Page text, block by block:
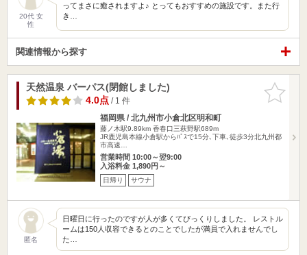
20代 女
性
ってまさに癒されますよ♪ とってもおすすめの施設です。また行
き…
関連情報から探す
お気に入
りに追加
天然温泉 バーパス(閉館しました)
4.0点/ 1 件
福岡県 / 北九州市小倉北区明和町
藤ノ木駅9.89km 香春口三萩野駅689m
JR鹿児島本線小倉駅からﾊﾞｽで15分､下車､徒歩3分北九州都
市高速…
営業時間 10:00～翌9:00
入浴料金 1,890円～
日帰り サウナ
匿名
日曜日に行ったのですが人が多くてびっくりしました。 レストル
ームは150人収容できるとのことでしたが満員で入れませんでし
た…